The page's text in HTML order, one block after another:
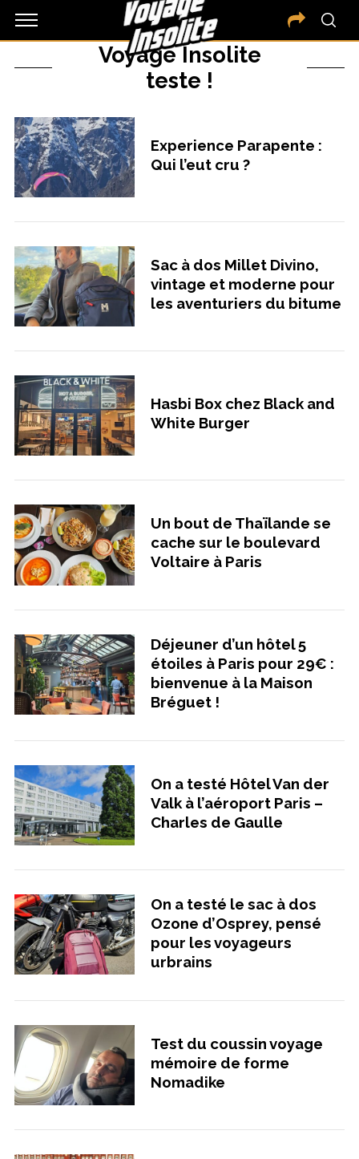
Voyage Insolite
teste !
Experience Parapente :
Qui l’eut cru ?
Sac à dos Millet Divino,
vintage et moderne pour
les aventuriers du bitume
Hasbi Box chez Black and
White Burger
Un bout de Thaïlande se
cache sur le boulevard
Voltaire à Paris
Déjeuner d’un hôtel 5
étoiles à Paris pour 29€ :
bienvenue à la Maison
Bréguet !
On a testé Hôtel Van der
Valk à l’aéroport Paris –
Charles de Gaulle
On a testé le sac à dos
Ozone d’Osprey, pensé
pour les voyageurs
urbrains
Test du coussin voyage
mémoire de forme
Nomadike